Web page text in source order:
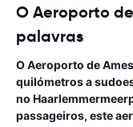
O Aeroporto
palavras
OAeroporto de
quilómetros a
no
passageiros, este